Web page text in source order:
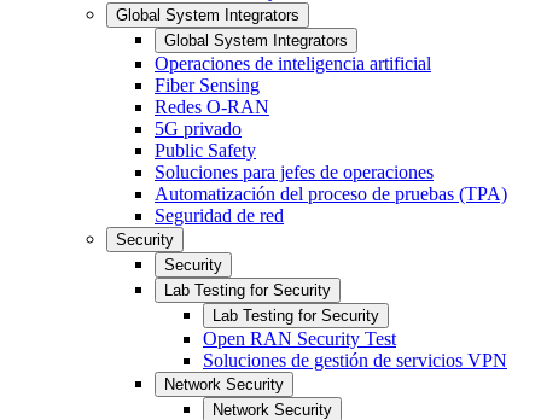
Global System Integrators
Global System Integrators
Operaciones de inteligencia artificial
Fiber Sensing
Redes O-RAN
5G privado
Public Safety
Soluciones para jefes de operaciones
Automatización del proceso de pruebas (TPA)
Seguridad de red
Security
Security
Lab Testing for Security
Lab Testing for Security
Open RAN Security Test
Soluciones de gestión de servicios VPN
Network Security
Network Security